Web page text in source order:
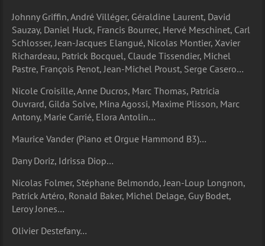
Johnny Griffin, André Villéger, Géraldine Laurent, David
Sauzay, Daniel Huck, Francis Bourrec, Hervé Meschinet, Carl
Schlosser, Jean-Jacques Elangué, Nicolas Montier, Xavier
Richardeau, Patrick Bocquel, Claude Tissendier, Michel
Pastre, François Penot, Jean-Michel Proust, Serge Casero…
Nicole Croisille, Anne Ducros, Marc Thomas, Patricia
Ouvrard, Gilda Solve, Mina Agossi, Maxime Plisson, Marc
Antony, Marie Carrié, Elora Antolin…
Maurice Vander (Piano et Orgue Hammond B3)…
Dany Doriz, Idrissa Diop…
Nicolas Folmer, Stéphane Belmondo, Jean-Loup Longnon,
Patrick Artéro, Ronald Baker, Michel Delage, Guy Bodet,
Leroy Jones…
Olivier Destefany…